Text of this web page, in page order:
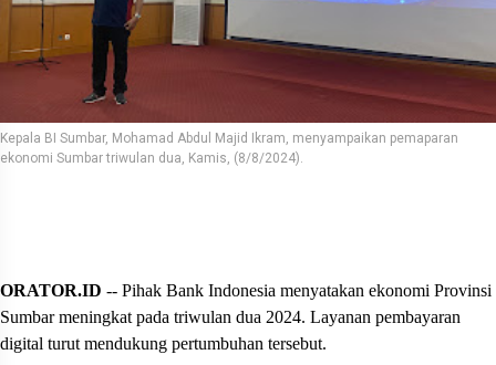
Kepala BI Sumbar, Mohamad Abdul Majid Ikram, menyampaikan pemaparan
ekonomi Sumbar triwulan dua, Kamis, (8/8/2024).
ORATOR.ID -- Pihak Bank Indonesia menyatakan ekonomi Provinsi
Sumbar meningkat pada triwulan dua 2024. Layanan pembayaran
digital turut mendukung pertumbuhan tersebut.